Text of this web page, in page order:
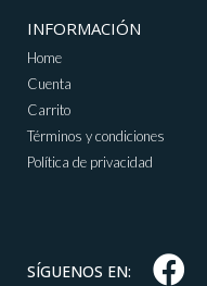
INFORMACIÓN
Home
Cuenta
Carrito
Términos y condiciones
Política de privacidad
SÍGUENOS EN: